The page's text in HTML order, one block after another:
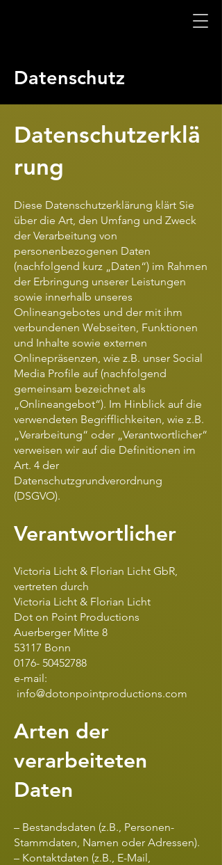
Datenschutz
Datenschutzerklä
rung
Diese Datenschutzerklärung klärt Sie
über die Art, den Umfang und Zweck
der Verarbeitung von
personenbezogenen Daten
(nachfolgend kurz „Daten“) im Rahmen
der Erbringung unserer Leistungen
sowie innerhalb unseres
Onlineangebotes und der mit ihm
verbundenen Webseiten, Funktionen
und Inhalte sowie externen
Onlinepräsenzen, wie z.B. unser Social
Media Profile auf (nachfolgend
gemeinsam bezeichnet als
„Onlineangebot“). Im Hinblick auf die
verwendeten Begrifflichkeiten, wie z.B.
„Verarbeitung“ oder „Verantwortlicher“
verweisen wir auf die Definitionen im
Art. 4 der
Datenschutzgrundverordnung
(DSGVO).
Verantwortlicher
Victoria Licht & Florian Licht GbR,
vertreten durch
Victoria Licht & Florian Licht
Dot on Point Productions
Auerberger Mitte 8
53117 Bonn
0176- 50452788
e-mail:
info@dotonpointproductions.com
Arten der
verarbeiteten
Daten
– Bestandsdaten (z.B., Personen-
Stammdaten, Namen oder Adressen).
– Kontaktdaten (z.B., E-Mail,